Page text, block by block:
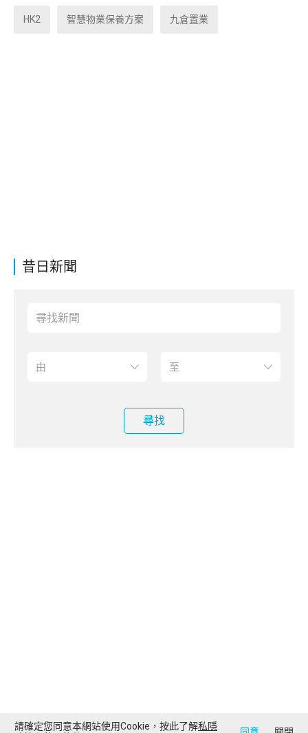
昔日新聞
尋找
HK2 智慧物業保養方案 九倉置業
請確定您同意本網站使用Cookie，按此了解私隱